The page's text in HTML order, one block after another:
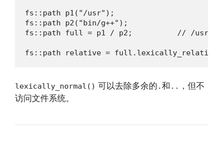
fs::path p1("/usr");
fs::path p2("bin/g++");
fs::path full = p1 / p2;          // /usr/
fs::path relative =
lexically_normal() 可以去除多余的 .和 .. ，但不
访问文件系统。